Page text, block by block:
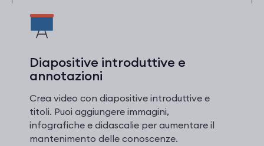
Diapositive introduttive e
annotazioni
Crea video con diapositive introduttive e
titoli. Puoi aggiungere immagini,
infografiche e didascalie per aumentare il
mantenimento delle conoscenze.